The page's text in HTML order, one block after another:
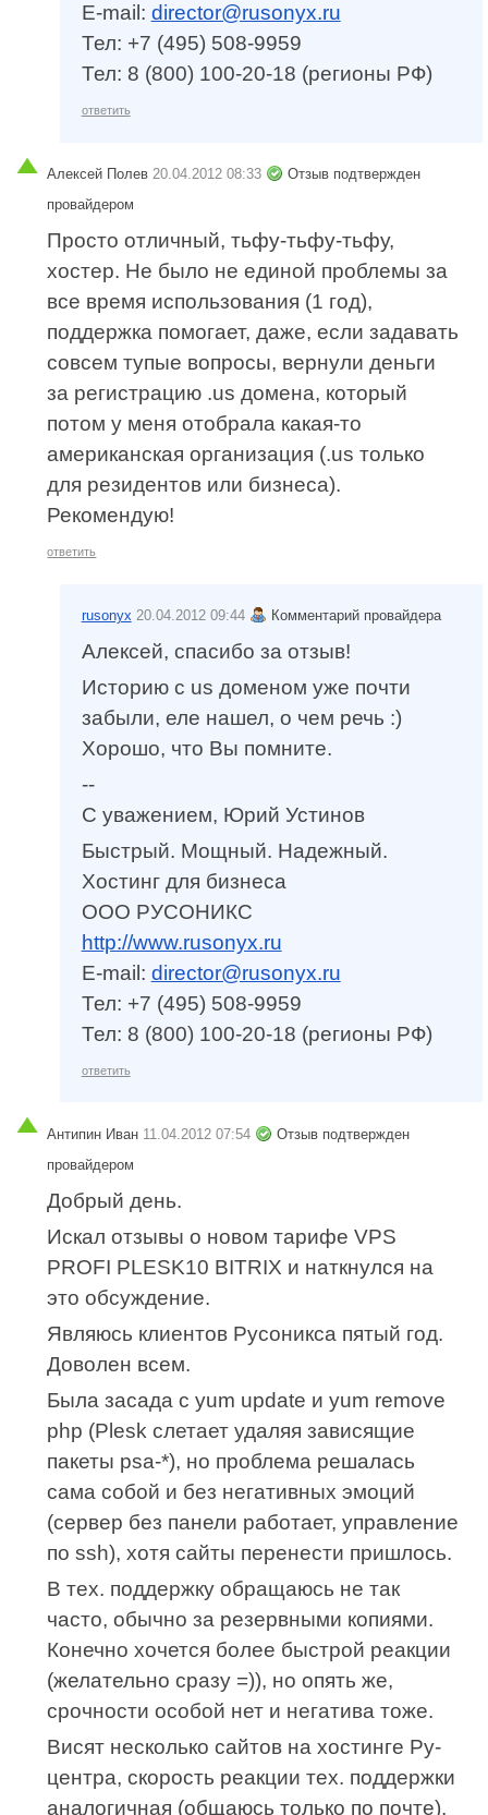
E-mail: director@rusonyx.ru
Тел: +7 (495) 508-9959
Тел: 8 (800) 100-20-18 (регионы РФ)
ответить
Алексей Полев 20.04.2012 08:33
Отзыв подтвержден
провайдером
Просто отличный, тьфу-тьфу-тьфу,
хостер. Не было не единой проблемы за
все время использования (1 год),
поддержка помогает, даже, если задавать
совсем тупые вопросы, вернули деньги
за регистрацию .us домена, который
потом у меня отобрала какая-то
американская организация (.us только
для резидентов или бизнеса).
Рекомендую!
ответить
rusonyx 20.04.2012 09:44 Комментарий провайдера
Алексей, спасибо за отзыв!
Историю с us доменом уже почти
забыли, еле нашел, о чем речь :)
Хорошо, что Вы помните.
--
С уважением, Юрий Устинов
Быстрый. Мощный. Надежный.
Хостинг для бизнеса
ООО РУСОНИКС
http://www.rusonyx.ru
E-mail: director@rusonyx.ru
Тел: +7 (495) 508-9959
Тел: 8 (800) 100-20-18 (регионы РФ)
ответить
Антипин Иван 11.04.2012 07:54
Отзыв подтвержден
провайдером
Добрый день.
Искал отзывы о новом тарифе VPS
PROFI PLESK10 BITRIX и наткнулся на
это обсуждение.
Являюсь клиентов Русоникса пятый год.
Доволен всем.
Была засада с yum update и yum remove
php (Plesk слетает удаляя зависящие
пакеты psa-*), но проблема решалась
сама собой и без негативных эмоций
(сервер без панели работает, управление
по ssh), хотя сайты перенести пришлось.
В тех. поддержку обращаюсь не так
часто, обычно за резервными копиями.
Конечно хочется более быстрой реакции
(желательно сразу =)), но опять же,
срочности особой нет и негатива тоже.
Висят несколько сайтов на хостинге Ру-
центра, скорость реакции тех. поддержки
аналогичная (общаюсь только по почте),